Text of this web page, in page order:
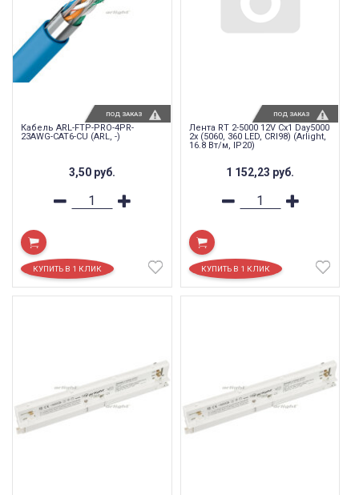
Кабель ARL-FTP-PRO-4PR-
23AWG-CAT6-CU (ARL, -)
3,50 руб.
ПОД ЗАКАЗ
Лента RT 2-5000 12V Cx1 Day5000
2x (5060, 360 LED, CRI98) (Arlight,
16.8 Вт/м, IP20)
1 152,23 руб.
ПОД ЗАКАЗ